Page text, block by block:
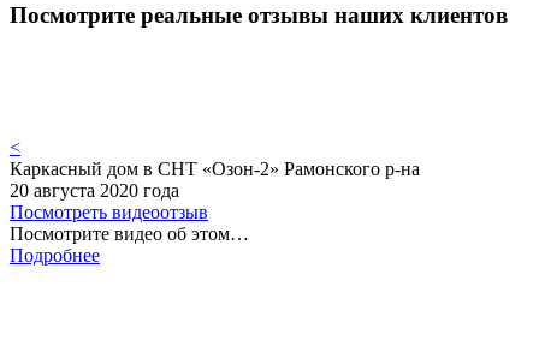
Посмотрите реальные отзывы наших клиентов
<
Каркасный дом в СНТ «Озон-2» Рамонского р-на
20 августа 2020 года
Посмотреть видеоотзыв
Посмотрите видео об этом…
Подробнее